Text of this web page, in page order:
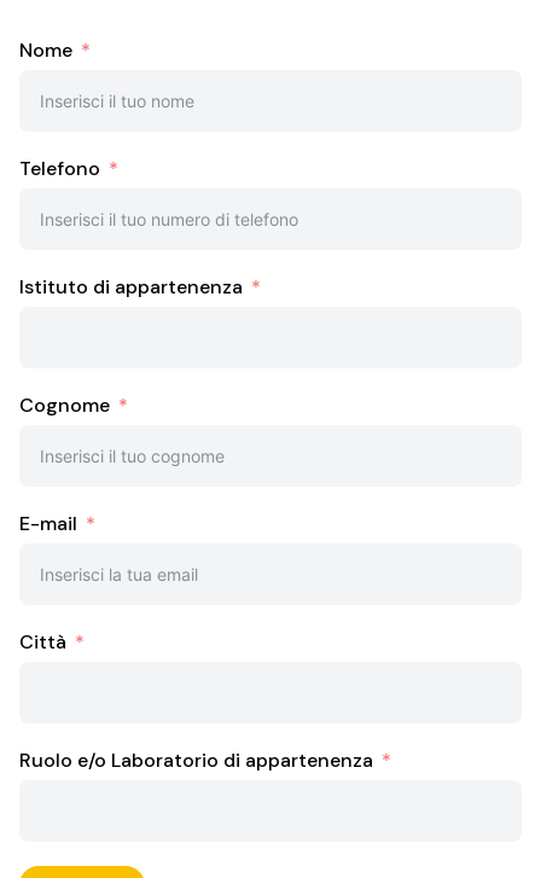
Nome
Telefono
Istituto di appartenenza
Cognome
E-mail
Città
Ruolo e/o Laboratorio di appartenenza